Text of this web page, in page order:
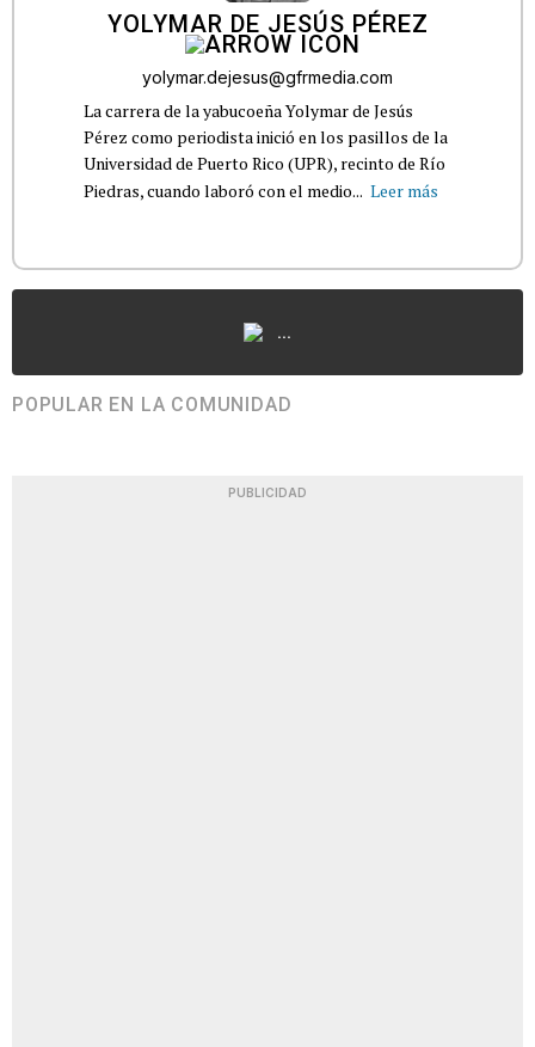
YOLYMAR DE JESÚS PÉREZ
yolymar.dejesus@gfrmedia.com
La carrera de la yabucoeña Yolymar de Jesús
Pérez como periodista inició en los pasillos de la
Universidad de Puerto Rico (UPR), recinto de Río
Piedras, cuando laboró con el medio... Leer más
...
POPULAR EN LA COMUNIDAD
PUBLICIDAD